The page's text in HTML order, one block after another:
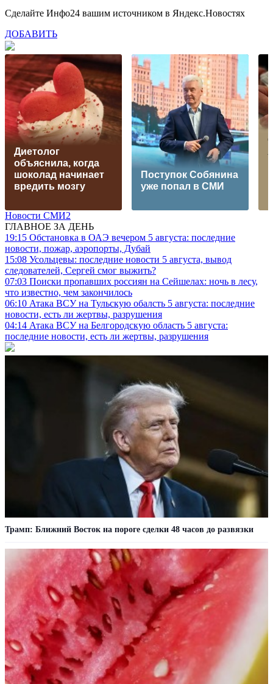
Сделайте Инфо24 вашим источником в Яндекс.Новостях
ДОБАВИТЬ
Диетолог
объяснила, когда
шоколад начинает
вредить мозгу
Поступок Собянина
уже попал в СМИ
Новости СМИ2
ГЛАВНОЕ ЗА ДЕНЬ
19:15 Обстановка в ОАЭ вечером 5 августа: последние
новости, пожар, аэропорты, Дубай
15:08 Усольцевы: последние новости 5 августа, вывод
следователей, Сергей смог выжить?
07:03 Поиски пропавших россиян на Сейшелах: ночь в лесу,
что известно, чем закончилось
06:10 Атака ВСУ на Тульскую обалсть 5 августа: последние
новости, есть ли жертвы, разрушения
04:14 Атака ВСУ на Белгородскую область 5 августа:
последние новости, есть ли жертвы, разрушения
Трамп: Ближний Восток на пороге сделки 48 часов до развязки